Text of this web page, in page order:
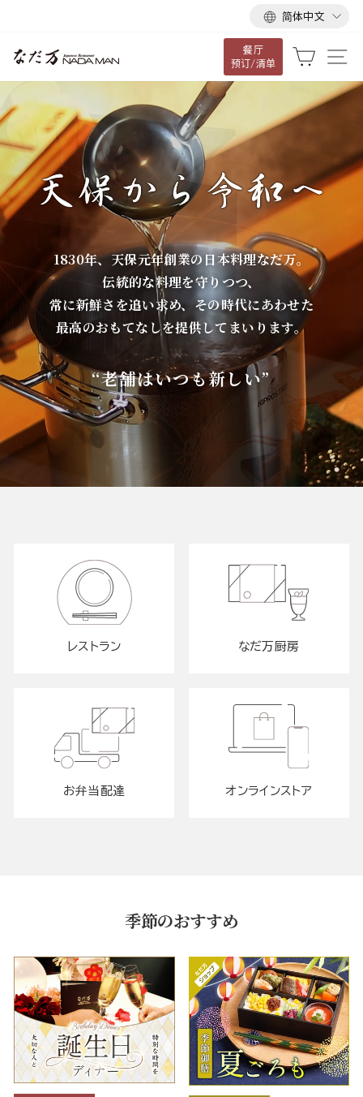
语
言
简体中文
な
だ
万
餐厅
预订/清单
大车
1830年、天保元年創業の日本料理なだ万。
伝統的な料理を守りつつ、
常に新鮮さを追い求め、その時代にあわせた
最高のおもてなしを提供してまいります。
“老舗はいつも新しい”
レストラン なだ万厨房
お弁当配達 オンラインストア
季節のおすすめ